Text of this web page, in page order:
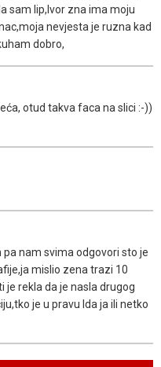
sam lip,Ivor zna ima moju
nevjesta je ruzna kad
dobro,
otud takva faca na slici :-))
pa nam svima odgovori sto je
mislio zena trazi 10
je rekla da je nasla drugog
je u pravu Ida ja ili netko